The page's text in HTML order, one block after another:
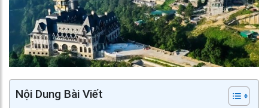
Nội Dung Bài Viết